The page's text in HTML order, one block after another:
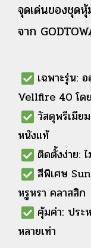
จุดเด่นของชุด
จาก
เฉพาะรุ่น:
Vellfire 40 โด
วัสดุพรีเมีย
หนังแท้
ติดตั้งง่าย:
สีพิเศษ
หรูหรา คลาสสิก
คุ้มค่า: ประ
หลายเท่า